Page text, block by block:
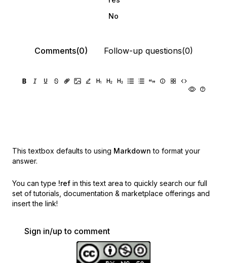
No
Comments(0) Follow-up questions(0)
This textbox defaults to using Markdown to format your
answer.
You can type !ref in this text area to quickly search our full
set of tutorials, documentation & marketplace offerings and
insert the link!
Sign in/up to comment